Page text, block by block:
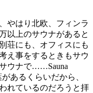
やはり北欧、フィンラ
以上のサウナがあると
荘にも、オフィスにも
え事をするときもサウ
ウナで……Sauna
あるくらいだから、
れているのだろうと拝